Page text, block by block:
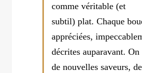
comme véritable (et
subtil) plat. Chaque
appréciées,
décrites auparavant. On
de nouvelles saveurs,